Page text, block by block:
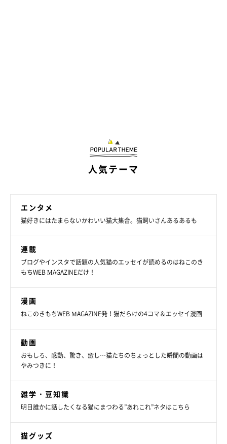
人気テーマ
エンタメ
猫好きにはたまらないかわいい猫大集合。猫飼いさんあるあるも
連載
ブログやインスタで話題の人気猫のエッセイが読めるのはねこのき
もちWEB MAGAZINEだけ！
漫画
ねこのきもちWEB MAGAZINE発！猫だらけの4コマ＆エッセイ漫画
動画
おもしろ、感動、驚き、癒し…猫たちのちょっとした瞬間の動画は
やみつきに！
雑学・豆知識
明日誰かに話したくなる猫にまつわる”あれこれ”ネタはこちら
猫グッズ